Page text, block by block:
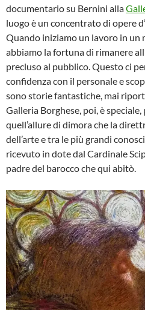
documentario su Bernini alla
luogo è un concentrato di opere
Quando iniziamo un lavoro in un
abbiamo la fortuna di rimanere
precluso al pubblico. Questo ci
confidenza con il personale e
sono storie fantastiche, mai
Galleria Borghese, poi, è
quell’allure di dimora che la
dell’arte e tra le più grandi
ricevuto in dote dal Cardinale
padre del barocco che qui abitò.